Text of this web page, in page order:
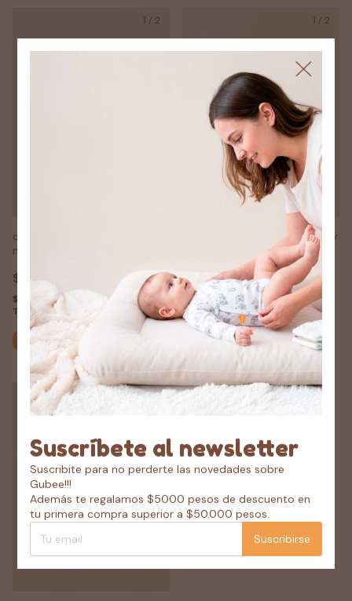
1 / 2
conjunto bebé short
magnolias 3 piezas
$24.75 USD
$22.28 USD
PAGO
TRANSFERENCIA 10% OFF
Comprar
1 / 2
conjunto bebé short butterfly
$23.15 USD
$20.84 USDconPAGO
TRANSFERENCIA 10% OFF
Comprar
1/4
Suscríbete al newsletter
Suscribite para no perderte las novedades sobre
Gubee!!!
Además te regalamos $5000 pesos de descuento en
tu primera compra superior a $50.000 pesos.
Suscribirse